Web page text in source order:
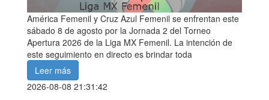
América Femenil y Cruz Azul Femenil se enfrentan este
sábado 8 de agosto por la Jornada 2 del Torneo
Apertura 2026 de la Liga MX Femenil. La intención de
este seguimiento en directo es brindar toda
Leer más
2026-08-08 21:31:42